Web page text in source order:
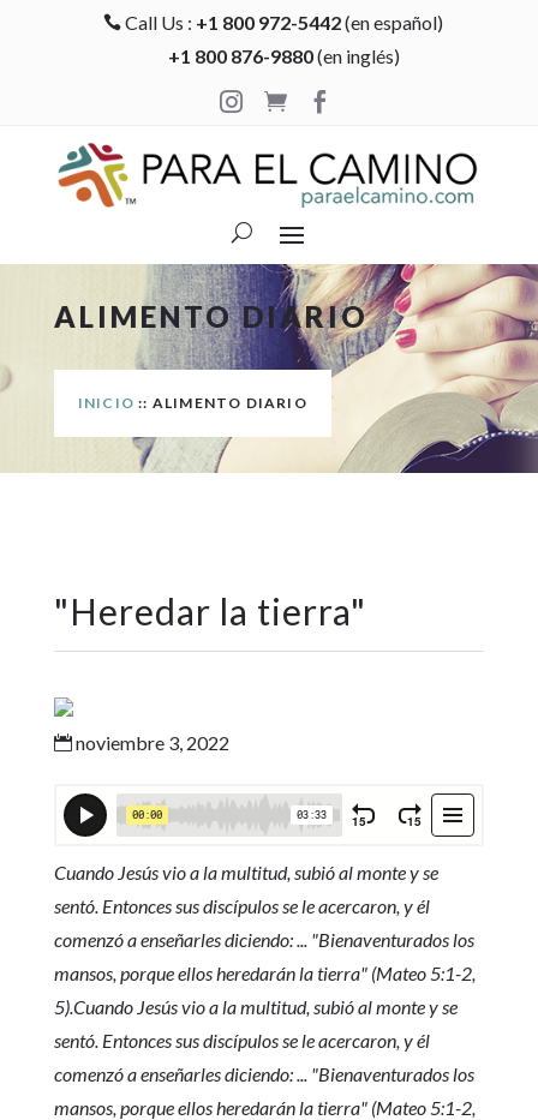
 Call Us : +1 800 972-5442(en español)
+1 800 876-9880(en inglés)

 
ALIMENTO DIARIO
INICIO :: ALIMENTO DIARIO
"Heredar la tierra"
noviembre 3, 2022
Cuando Jesús vio a la multitud, subió al monte y se
sentó. Entonces sus discípulos se le acercaron, y él
comenzó a enseñarles diciendo: ... "Bienaventurados los
mansos, porque ellos heredarán la tierra" (Mateo 5:1-2,
5).Cuando Jesús vio a la multitud, subió al monte y se
sentó. Entonces sus discípulos se le acercaron, y él
comenzó a enseñarles diciendo: ... "Bienaventurados los
mansos, porque ellos heredarán la tierra" (Mateo 5:1-2,